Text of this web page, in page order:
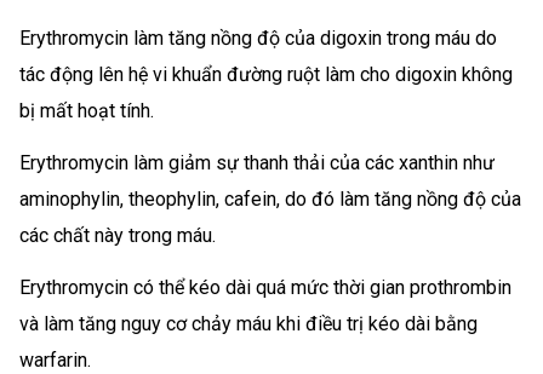
Erythromycin làm tăng nồng độ của digoxin trong máu do
tác động lên hệ vi khuẩn đường ruột làm cho digoxin không
bị mất hoạt tính.
Erythromycin làm giảm sự thanh thải của các xanthin như
aminophylin, theophylin, cafein, do đó làm tăng nồng độ của
các chất này trong máu.
Erythromycin có thể kéo dài quá mức thời gian prothrombin
và làm tăng nguy cơ chảy máu khi điều trị kéo dài bằng
warfarin.